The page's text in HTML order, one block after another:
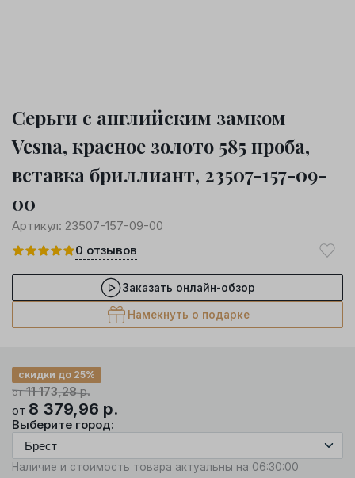
Серьги с английским замком
Vesna, красное золото 585 проба,
вставка бриллиант, 23507-157-09-
00
Артикул: 23507-157-09-00
0 отзывов
Заказать онлайн-обзор
Намекнуть о подарке
от11 173,28р.
скидки до 25%
от 8 379,96 р.
Выберите город:
Наличие и стоимость товара актуальны на 06:30:00